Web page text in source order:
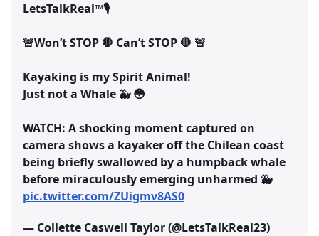
LetsTalkReal™️🎙️
🚨Won’t STOP 🛑 Can’t STOP 🛑 🚨
Kayaking is my Spirit Animal!
Just not a Whale 🐳 😳
WATCH: A shocking moment captured on
camera shows a kayaker off the Chilean coast
being briefly swallowed by a humpback whale
before miraculously emerging unharmed 🐳
pic.twitter.com/ZUigmv8AS0
— Collette Caswell Taylor (@LetsTalkReal23)